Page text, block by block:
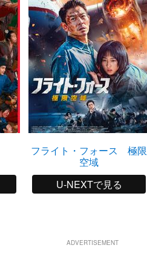
フライト・フォース 極限
空域
U-NEXTで見る
ADVERTISEMENT